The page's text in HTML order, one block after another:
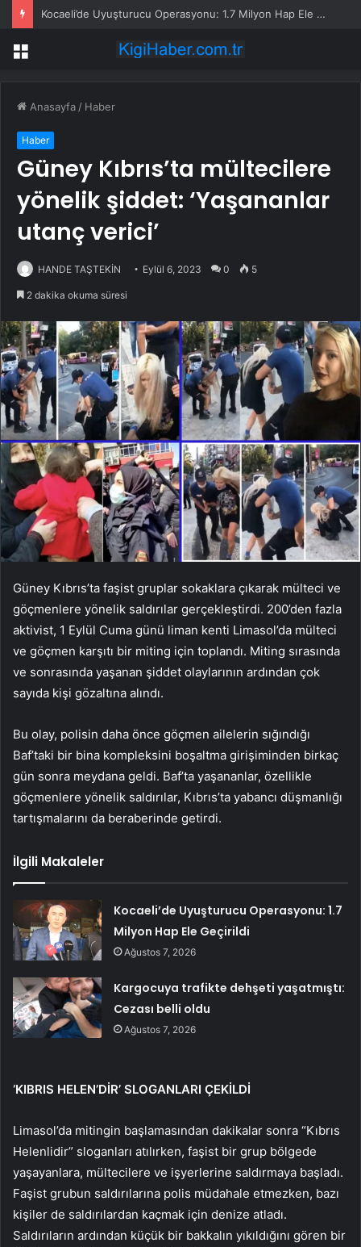
Kocaeli’de Uyuşturucu Operasyonu: 1.7 Milyon Hap Ele Geçirildi
Menü
Anasayfa / Haber
Haber
Güney Kıbrıs’ta mültecilere
yönelik şiddet: ‘Yaşananlar
utanç verici’
HANDE TAŞTEKİN Eylül 6, 2023 0 5
2 dakika okuma süresi
Güney Kıbrıs’ta faşist gruplar sokaklara çıkarak mülteci ve
göçmenlere yönelik saldırılar gerçekleştirdi. 200’den fazla
aktivist, 1 Eylül Cuma günü liman kenti Limasol’da mülteci
ve göçmen karşıtı bir miting için toplandı. Miting sırasında
ve sonrasında yaşanan şiddet olaylarının ardından çok
sayıda kişi gözaltına alındı.
Bu olay, polisin daha önce göçmen ailelerin sığındığı
Baf’taki bir bina kompleksini boşaltma girişiminden birkaç
gün sonra meydana geldi. Baf’ta yaşananlar, özellikle
göçmenlere yönelik saldırılar, Kıbrıs’ta yabancı düşmanlığı
tartışmalarını da beraberinde getirdi.
İlgili Makaleler
Kocaeli’de Uyuşturucu Operasyonu: 1.7
Milyon Hap Ele Geçirildi
Ağustos 7, 2026
Kargocuya trafikte dehşeti yaşatmıştı:
Cezası belli oldu
Ağustos 7, 2026
‘KIBRIS HELEN’DİR’ SLOGANLARI ÇEKİLDİ
Limasol’da mitingin başlamasından dakikalar sonra “Kıbrıs
Helenlidir” sloganları atılırken, faşist bir grup bölgede
yaşayanlara, mültecilere ve işyerlerine saldırmaya başladı.
Faşist grubun saldırılarına polis müdahale etmezken, bazı
kişiler de saldırılardan kaçmak için denize atladı.
Saldırıların ardından küçük bir bakkalın yıkıldığını gören bir